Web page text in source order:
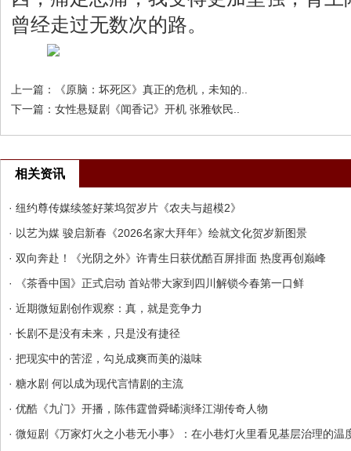
曾经走过无数次的路。
上一篇：
《原脑：坏死区》真正的危机，未知的..
下一篇： 女性悬疑剧《闻香记》开机 张雅钦民..
相关资讯
· 纽约尊传媒续签好莱坞贺岁片《农夫与超模2》
· 以艺为媒 骏启新春《2026名家大拜年》绘就文化贺岁新图景
· 双向奔赴！《光阴之外》许青生日获优酷百屏排面 热度再创巅峰
· 《茶香中国》正式启动 首站带大家到四川解锁今春第一口鲜
· 近期微短剧创作观察：真，就是竞争力
· 长剧不是没有未来，只是没有捷径
· 把现实中的苦涩，勾兑成爽而美的滋味
· 糖水剧 何以成为现代言情剧的主流
· 优酷《九门》开播，陈伟霆曾舜晞演绎江湖传奇人物
· 微短剧《万家灯火之小巷无小事》：在小巷灯火里看见基层治理的温